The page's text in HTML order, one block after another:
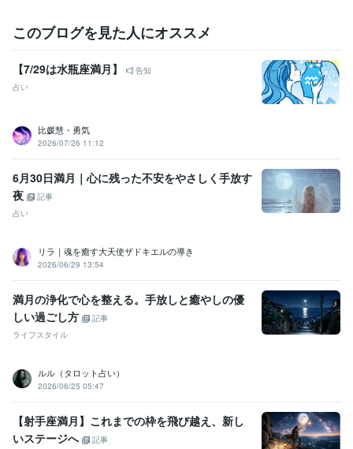
このブログを見た人にオススメ
【7/29は水瓶座満月】
告知
占い
比媛慧・勇気
2026/07/26 11:12
6月30日満月｜心に残った不安をやさしく手放す
夜
記事
占い
リラ｜魂を癒す大天使ザドキエルの導き
2026/06/29 13:54
満月の浄化で心を整える。手放しと癒やしの優
しい過ごし方
記事
ライフスタイル
ルル（タロット占い）
2026/06/25 05:47
【射手座満月】これまでの枠を飛び越え、新し
いステージへ
記事